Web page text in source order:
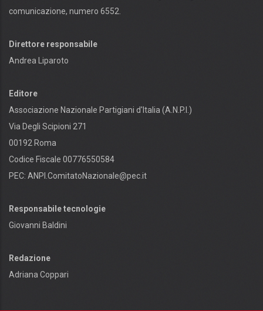
comunicazione, numero 6552.
Direttore responsabile
Andrea Liparoto
Editore
Associazione Nazionale Partigiani d'Italia (A.N.P.I.)
Via Degli Scipioni 271
00192 Roma
Codice Fiscale 00776550584
PEC: ANPI.ComitatoNazionale@pec.it
Responsabile tecnologie
Giovanni Baldini
Redazione
Adriana Coppari